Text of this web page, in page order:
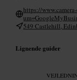
https://
549 Castlehill,
Lignende guider